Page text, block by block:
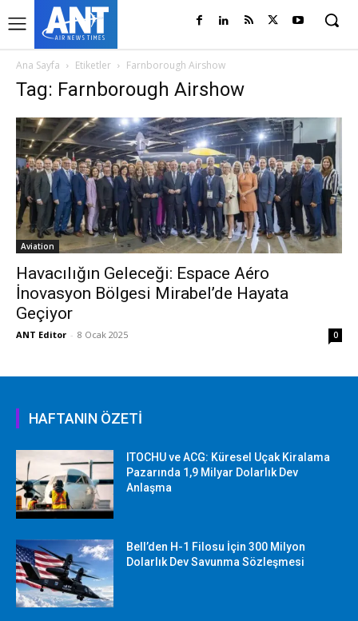
Ana Sayfa Etiketler Farnborough Airshow
Tag: Farnborough Airshow
Aviation
Havacılığın Geleceği: Espace Aéro
İnovasyon Bölgesi Mirabel’de Hayata
Geçiyor
ANT Editor - 8 Ocak 2025 0
HAFTANIN ÖZETİ
ITOCHU ve ACG: Küresel Uçak Kiralama
Pazarında 1,9 Milyar Dolarlık Dev
Anlaşma
Bell’den H-1 Filosu İçin 300 Milyon
Dolarlık Dev Savunma Sözleşmesi